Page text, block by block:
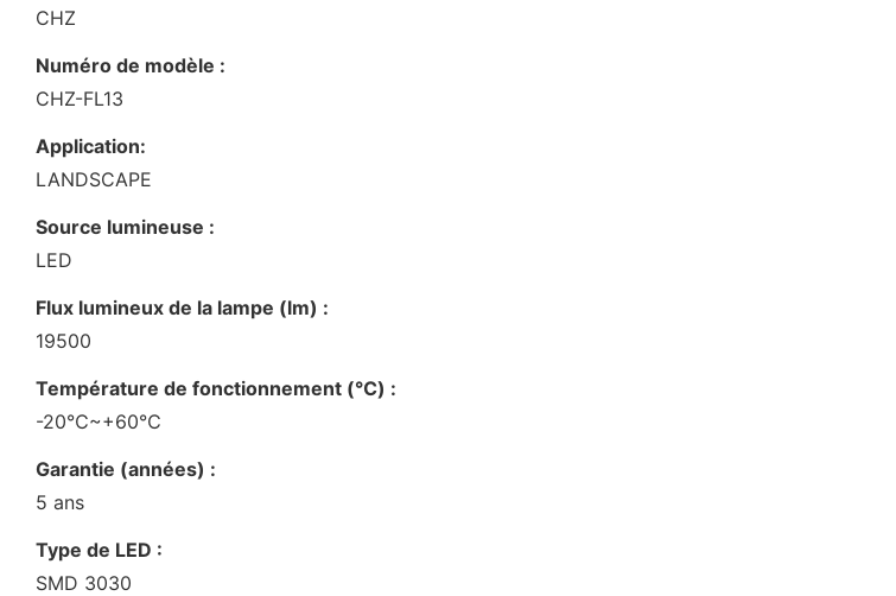
CHZ
Numéro de modèle :
CHZ-FL13
Application:
LANDSCAPE
Source lumineuse :
LED
Flux lumineux de la lampe (lm) :
19500
Température de fonctionnement (℃) :
-20℃~+60℃
Garantie (années) :
5 ans
Type de LED :
SMD 3030